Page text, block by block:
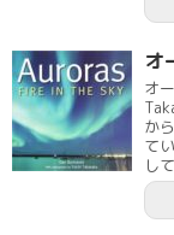
オ
オ
か
て
し